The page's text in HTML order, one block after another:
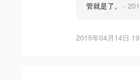
管就是了。-
2015年04月14日